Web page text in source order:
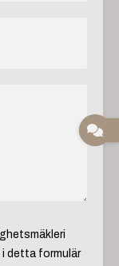
detta formulär